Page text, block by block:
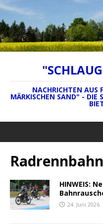
NACHRICHTEN AUS
MÄRKISCHEN SAND" - DIE
Radrennbahn
HINWEIS:
24. Juni 2026